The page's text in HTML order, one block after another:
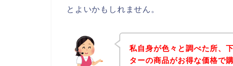
とよいかもしれません。
私自身が色々と調べた所、
ターの商品がお得な価格で